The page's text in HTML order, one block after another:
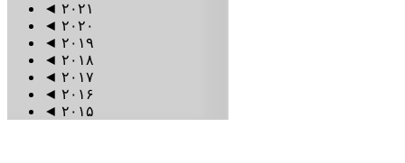
◄ ۲۰۲۱
◄ ۲۰۲۰
◄ ۲۰۱۹
◄ ۲۰۱۸
◄ ۲۰۱۷
◄ ۲۰۱۶
◄ ۲۰۱۵